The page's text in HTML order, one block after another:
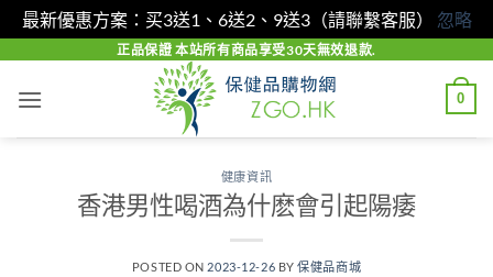
最新優惠方案：买3送1、6送2、9送3（請聯繫客服） 忽略
content
正品保證 本站所有商品享受30天無效退款.
0
健康資訊
香港男性喝酒為什麽會引起陽痿
POSTED ON 2023-12-26 BY保健品商城